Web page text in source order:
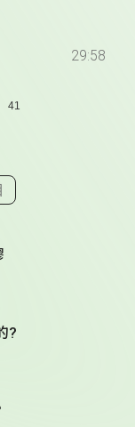
29:58
41
?